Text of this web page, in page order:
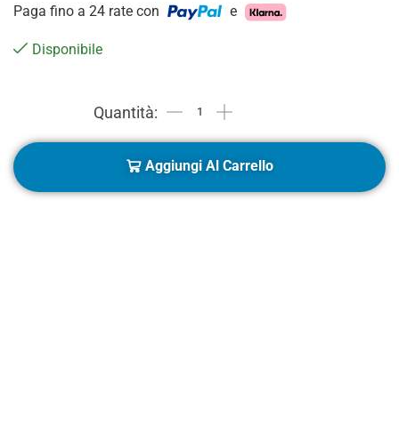
Paga fino a 24 rate con e
Disponibile
Aggiungi Al Carrello